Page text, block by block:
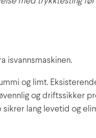
isvannsmaskinen.
og limt.
og driftssikker
lang levetid og